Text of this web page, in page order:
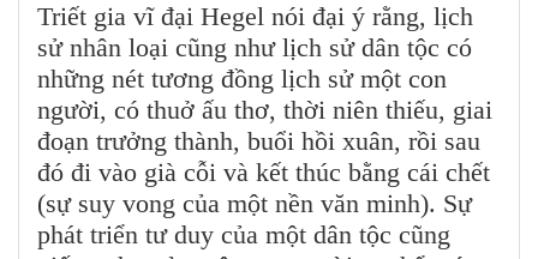
Triết gia vĩ đại Hegel nói đại ý rằng, lịch
sử nhân loại cũng như lịch sử dân tộc có
những nét tương đồng lịch sử một con
người, có thuở ấu thơ, thời niên thiếu, giai
đoạn trưởng thành, buổi hồi xuân, rồi sau
đó đi vào già cỗi và kết thúc bằng cái chết
(sự suy vong của một nền văn minh). Sự
phát triển tư duy của một dân tộc cũng